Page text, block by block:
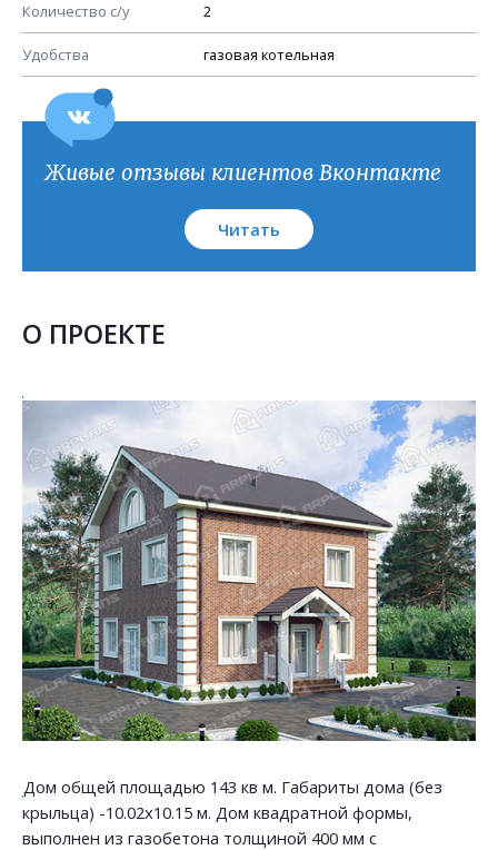
Количество с/у 2
Удобства газовая котельная
План кровли
Живые отзывы клиентов Вконтакте
Читать
О ПРОЕКТЕ
Дом общей площадью 143 кв м. Габариты дома (без
крыльца) -10.02х10.15 м. Дом квадратной формы,
выполнен из газобетона толщиной 400 мм с